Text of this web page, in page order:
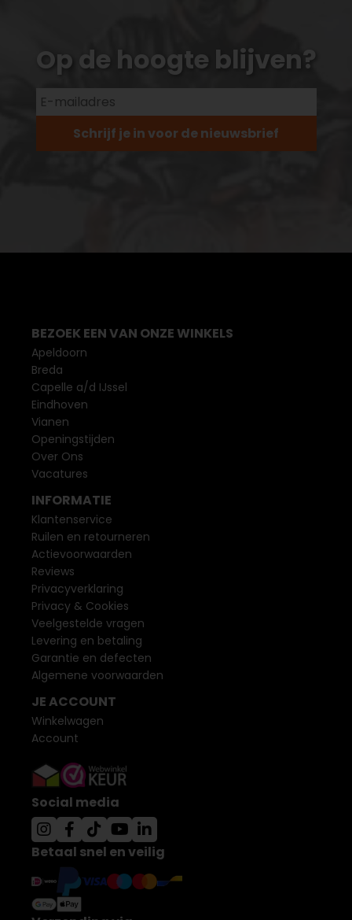
Op de hoogte blijven?
Schrijf je in voor de nieuwsbrief
BEZOEK EEN VAN ONZE WINKELS
Apeldoorn
Breda
Capelle a/d IJssel
Eindhoven
Vianen
Openingstijden
Over Ons
Vacatures
INFORMATIE
Klantenservice
Ruilen en retourneren
Actievoorwaarden
Reviews
Privacyverklaring
Privacy & Cookies
Veelgestelde vragen
Levering en betaling
Garantie en defecten
Algemene voorwaarden
JE ACCOUNT
Winkelwagen
Account
Social media
Betaal snel en veilig